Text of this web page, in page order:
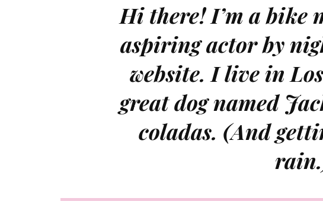
Hi there! I’m a bike
aspiring actor by
website. I live in
great dog named
coladas. (And